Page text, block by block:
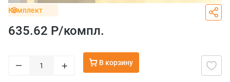
Комплект
635.62 Р/компл.
– + В корзину